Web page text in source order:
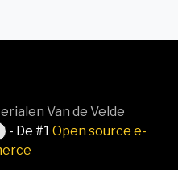
Van de Velde
- De #1Open source e-